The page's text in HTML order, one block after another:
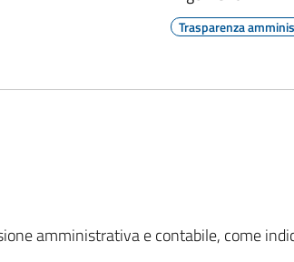
Trasparenza
amministrativa e contabile, come